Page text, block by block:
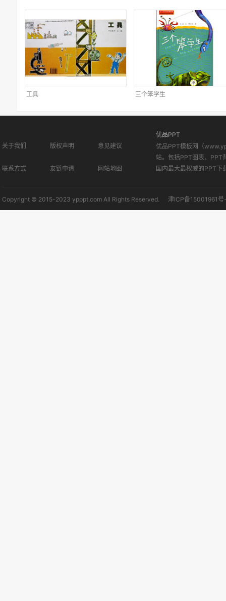
工具 三个笨学生
关于我们 版权声明 意见建议
联系方式 友链申请 网站地图
优品PPT
优品PPT模板网（
站。包括PPT图表、PPT
国内最大最权威的PPT下
Copyright © 2015-2023 ypppt.com All Rights Reserved. 津ICP备15001961号